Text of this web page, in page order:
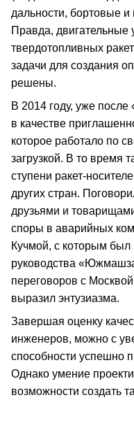
дальности, бортовые
Правда, двигательные
твердотопливных
задачи для создания
решены.
В 2014 году, уже
в качестве
которое работало по
загрузкой. В то время
ступени ракет-
других стран.
друзьями и
споры в аварийных
Кучмой, с которым был
руководства
переговоров с
выразил энтузиазма.
Завершая оценку
инженеров, можно с
способности успешно
Однако умение
возможности создать